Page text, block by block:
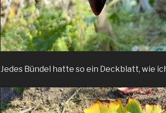
Jedes Bündel hatte so ein Deckblatt, wie